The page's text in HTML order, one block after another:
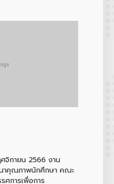
จิกายน 2566 งาน
าคุณภาพนักศึกษา คณะ
ศการเพื่อการ